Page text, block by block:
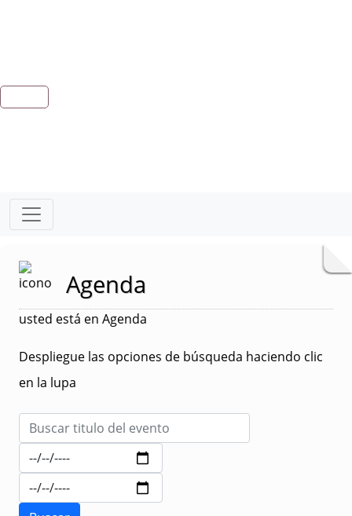
Agenda
usted está en Agenda
Despliegue las opciones de búsqueda haciendo clic
en la lupa